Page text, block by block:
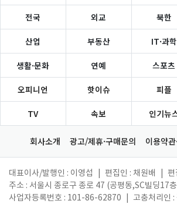
전국 외교 북한
산업 부동산 IT·과학
생활·문화 연예 스포츠
오피니언 핫이슈 피플
TV 속보 인기뉴
회사소개 광고/제휴·구매문의 이용약관
대표이사/발행인 : 이영섭 편집인 : 채원배 편
주소 : 서울시 종로구 종로 47 (공평동,SC빌딩17
사업자등록번호 : 101-86-62870
고충처리인 :